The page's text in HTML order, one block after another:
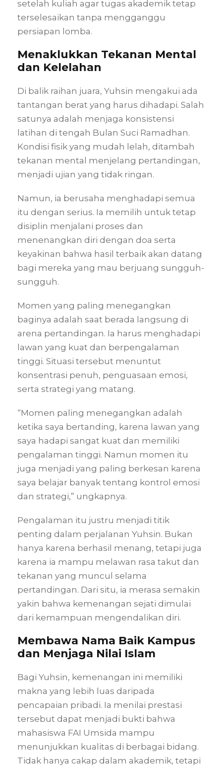
setelah kuliah agar tugas akademik tetap
terselesaikan tanpa mengganggu
persiapan lomba.
Menaklukkan Tekanan Mental
dan Kelelahan
Di balik raihan juara, Yuhsin mengakui ada
tantangan berat yang harus dihadapi. Salah
satunya adalah menjaga konsistensi
latihan di tengah Bulan Suci Ramadhan.
Kondisi fisik yang mudah lelah, ditambah
tekanan mental menjelang pertandingan,
menjadi ujian yang tidak ringan.
Namun, ia berusaha menghadapi semua
itu dengan serius. Ia memilih untuk tetap
disiplin menjalani proses dan
menenangkan diri dengan doa serta
keyakinan bahwa hasil terbaik akan datang
bagi mereka yang mau berjuang sungguh-
sungguh.
Momen yang paling menegangkan
baginya adalah saat berada langsung di
arena pertandingan. Ia harus menghadapi
lawan yang kuat dan berpengalaman
tinggi. Situasi tersebut menuntut
konsentrasi penuh, penguasaan emosi,
serta strategi yang matang.
“Momen paling menegangkan adalah
ketika saya bertanding, karena lawan yang
saya hadapi sangat kuat dan memiliki
pengalaman tinggi. Namun momen itu
juga menjadi yang paling berkesan karena
saya belajar banyak tentang kontrol emosi
dan strategi,” ungkapnya.
Pengalaman itu justru menjadi titik
penting dalam perjalanan Yuhsin. Bukan
hanya karena berhasil menang, tetapi juga
karena ia mampu melawan rasa takut dan
tekanan yang muncul selama
pertandingan. Dari situ, ia merasa semakin
yakin bahwa kemenangan sejati dimulai
dari kemampuan mengendalikan diri.
Membawa Nama Baik Kampus
dan Menjaga Nilai Islam
Bagi Yuhsin, kemenangan ini memiliki
makna yang lebih luas daripada
pencapaian pribadi. Ia menilai prestasi
tersebut dapat menjadi bukti bahwa
mahasiswa FAI Umsida mampu
menunjukkan kualitas di berbagai bidang.
Tidak hanya cakap dalam akademik, tetapi